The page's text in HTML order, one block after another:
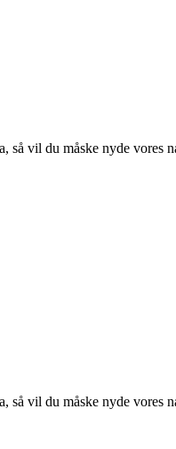
så vil du måske nyde
så vil du måske nyde